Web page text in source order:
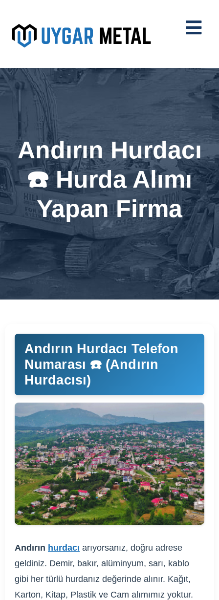
Andırın Hurdacı
☎️ Hurda Alımı
Yapan Firma
Andırın Hurdacı Telefon
Numarası ☎️ (Andırın
Hurdacısı)
Andırın hurdacı arıyorsanız, doğru adrese
geldiniz. Demir, bakır, alüminyum, sarı, kablo
gibi her türlü hurdanız değerinde alınır. Kağıt,
Karton, Kitap, Plastik ve Cam alımımız yoktur.